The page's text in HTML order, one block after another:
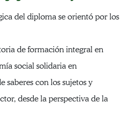
del diploma se orientó por los
de formación integral en
social solidaria en
saberes con los sujetos y
desde la perspectiva de la